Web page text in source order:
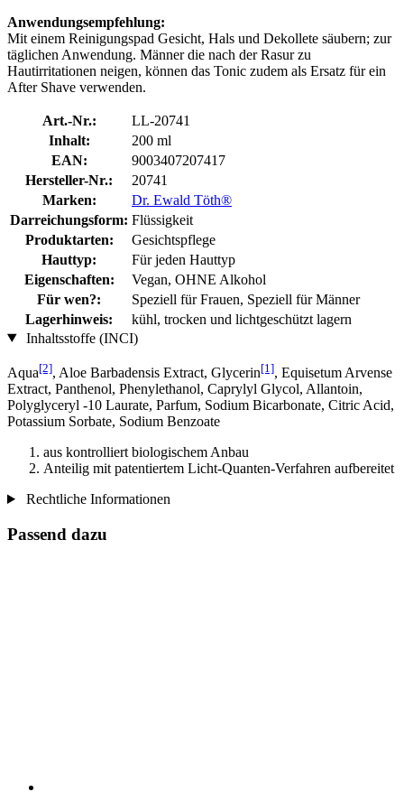
Anwendungsempfehlung:
Mit einem Reinigungspad Gesicht, Hals und Dekollete säubern; zur
täglichen Anwendung. Männer die nach der Rasur zu
Hautirritationen neigen, können das Tonic zudem als Ersatz für ein
After Shave verwenden.
Art.-Nr.:
LL-20741
Inhalt:
200 ml
EAN:
9003407207417
Hersteller-Nr.:
20741
Marken:
Dr. Ewald Töth®
Darreichungsform: Flüssigkeit
Produktarten:
Gesichtspflege
Hauttyp:
Für jeden Hauttyp
Eigenschaften:
Vegan, OHNE Alkohol
Für wen?:
Speziell für Frauen, Speziell für Männer
Lagerhinweis:
kühl, trocken und lichtgeschützt lagern
Inhaltsstoffe (INCI)
Aqua[2], Aloe Barbadensis Extract, Glycerin[1], Equisetum Arvense
Extract, Panthenol, Phenylethanol, Caprylyl Glycol, Allantoin,
Polyglyceryl -10 Laurate, Parfum, Sodium Bicarbonate, Citric Acid,
Potassium Sorbate, Sodium Benzoate
aus kontrolliert biologischem Anbau
Anteilig mit patentiertem Licht-Quanten-Verfahren aufbereitet
Rechtliche Informationen
Passend dazu